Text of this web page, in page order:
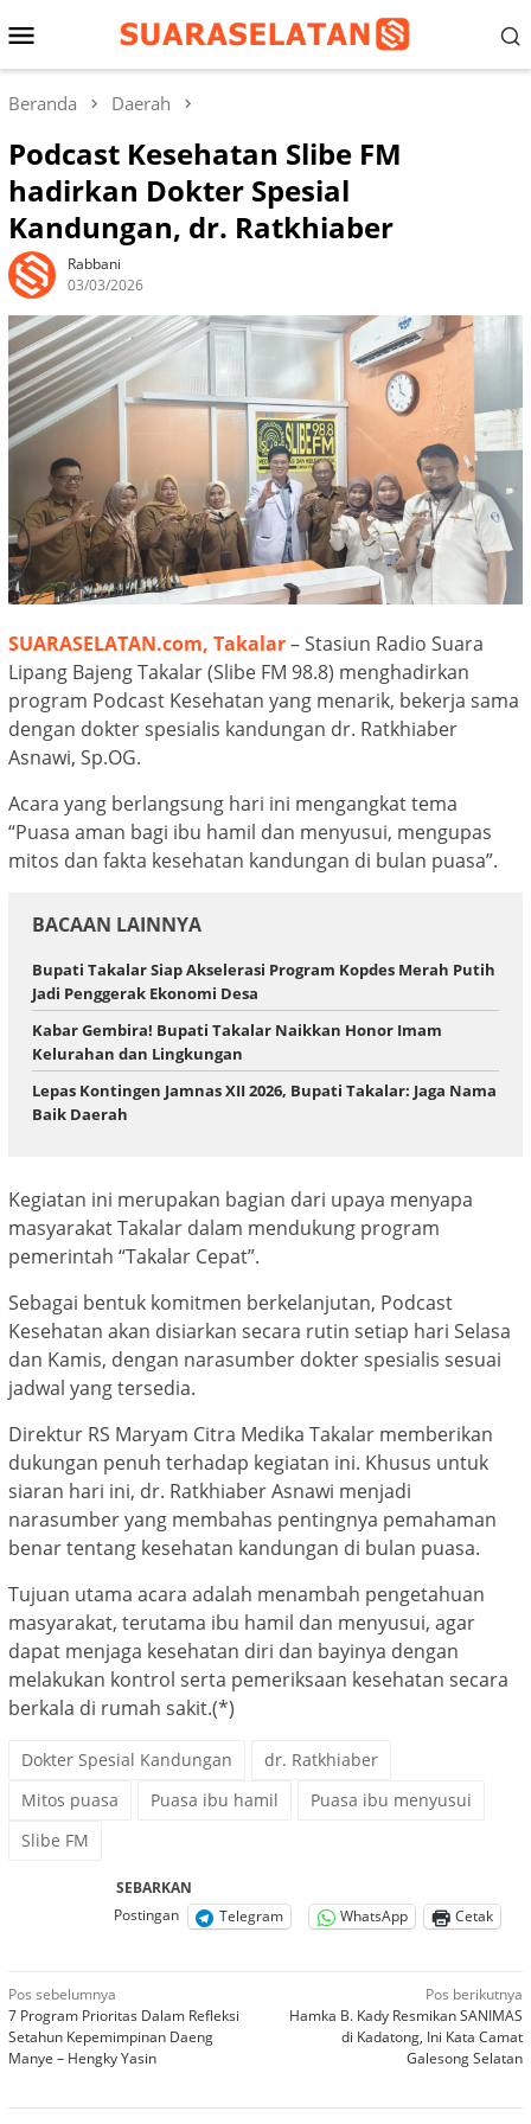
ke
Menu
Mobile
Beranda Daerah
Podcast Kesehatan Slibe FM
hadirkan Dokter Spesial
Kandungan, dr. Ratkhiaber
Rabbani
03/03/2026
SUARASELATAN.com, Takalar– Stasiun Radio Suara
Lipang Bajeng Takalar (Slibe FM 98.8) menghadirkan
program Podcast Kesehatan yang menarik, bekerja sama
dengan dokter spesialis kandungan dr. Ratkhiaber
Asnawi, Sp.OG.
Acara yang berlangsung hari ini mengangkat tema
“Puasa aman bagi ibu hamil dan menyusui, mengupas
mitos dan fakta kesehatan kandungan di bulan puasa”.
BACAAN LAINNYA
Bupati Takalar Siap Akselerasi Program Kopdes Merah Putih
Jadi Penggerak Ekonomi Desa
Kabar Gembira! Bupati Takalar Naikkan Honor Imam
Kelurahan dan Lingkungan
Lepas Kontingen Jamnas XII 2026, Bupati Takalar: Jaga Nama
Baik Daerah
Kegiatan ini merupakan bagian dari upaya menyapa
masyarakat Takalar dalam mendukung program
pemerintah “Takalar Cepat”.
Sebagai bentuk komitmen berkelanjutan, Podcast
Kesehatan akan disiarkan secara rutin setiap hari Selasa
dan Kamis, dengan narasumber dokter spesialis sesuai
jadwal yang tersedia.
Direktur RS Maryam Citra Medika Takalar memberikan
dukungan penuh terhadap kegiatan ini. Khusus untuk
siaran hari ini, dr. Ratkhiaber Asnawi menjadi
narasumber yang membahas pentingnya pemahaman
benar tentang kesehatan kandungan di bulan puasa.
Tujuan utama acara adalah menambah pengetahuan
masyarakat, terutama ibu hamil dan menyusui, agar
dapat menjaga kesehatan diri dan bayinya dengan
melakukan kontrol serta pemeriksaan kesehatan secara
berkala di rumah sakit.(*)
Dokter Spesial Kandungan
dr. Ratkhiaber
Mitos puasa
Puasa ibu hamil
Puasa ibu menyusui
Slibe FM
SEBARKAN
Postingan
Telegram WhatsApp Cetak
Navigasi
pos
Pos sebelumnya
7 Program Prioritas Dalam Refleksi
Setahun Kepemimpinan Daeng
Manye – Hengky Yasin
Pos berikutnya
Hamka B. Kady Resmikan SANIMAS
di Kadatong, Ini Kata Camat
Galesong Selatan